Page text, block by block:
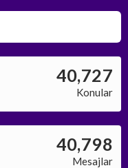
40,727
Konular
40,798
Mesajlar